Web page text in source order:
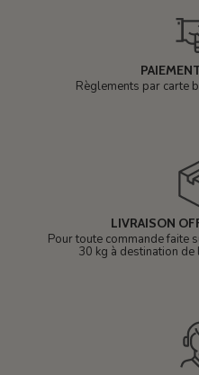
Règlements par carte
LIVRAISON
Pour toute commande faite
30 kg à destination